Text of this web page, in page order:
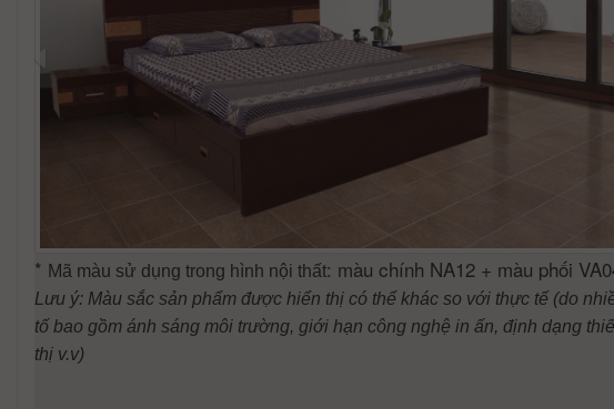
* Mã màu sử dụng trong hình nội thất: màu chính NA12 + màu phối
Lưu ý: Màu sắc sản phẩm được hiển thị có thể khác so với thực tế (do
tố bao gồm ánh sáng môi trường, giới hạn công nghệ in ấn, định dạng
thị v.v)